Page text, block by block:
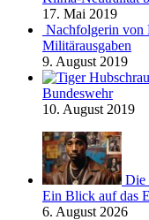
17. Mai 2019
Nachfolgerin
Militärausgaben
9. August 2019
Bundeswehr
10. August 2019
Die
Ein Blick auf das
6. August 2026